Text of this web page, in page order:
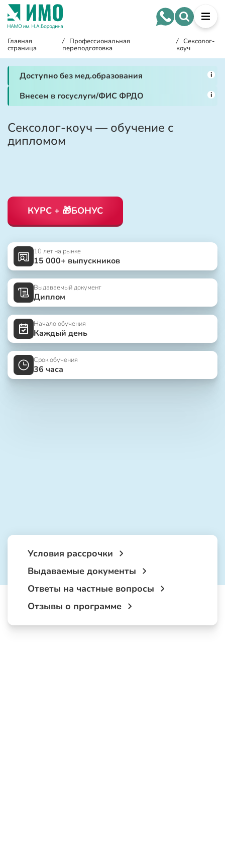
Главная
страница
/ Профессиональная
переподготовка
/ Сексолог-
коуч
Доступно без мед.образования i
Внесем в госуслуги/ФИС ФРДО i
Сексолог-коуч — обучение с
дипломом
КУРС + 🎁БОНУС
10 лет на рынке
15 000+ выпускников
Выдаваемый документ
Диплом
Начало обучения
Каждый день
Срок обучения
36 часа
Условия рассрочки
Выдаваемые документы
Ответы на частные вопросы
Отзывы о программе